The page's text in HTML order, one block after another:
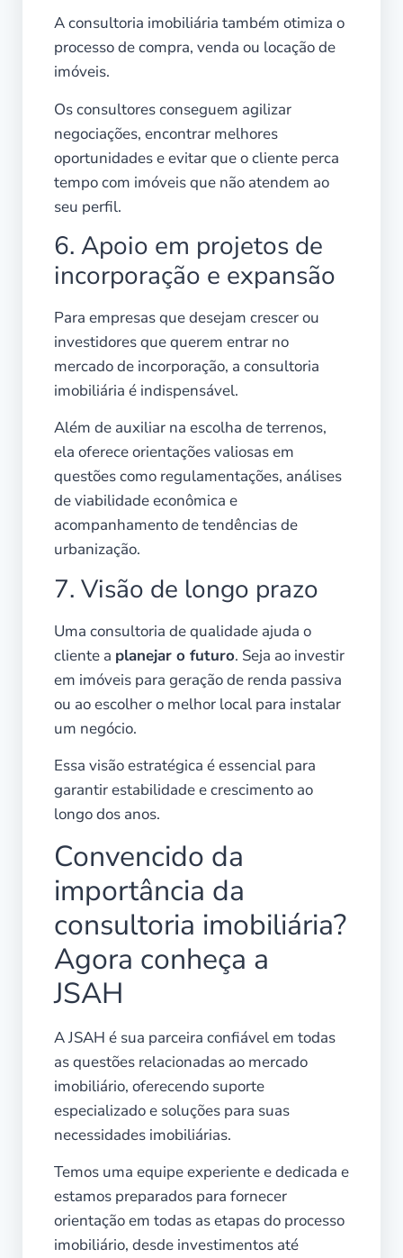
A consultoria imobiliária também otimiza o
processo de compra, venda ou locação de
imóveis.
Os consultores conseguem agilizar
negociações, encontrar melhores
oportunidades e evitar que o cliente perca
tempo com imóveis que não atendem ao
seu perfil.
6. Apoio em projetos de
incorporação e expansão
Para empresas que desejam crescer ou
investidores que querem entrar no
mercado de incorporação, a consultoria
imobiliária é indispensável.
Além de auxiliar na escolha de terrenos,
ela oferece orientações valiosas em
questões como regulamentações, análises
de viabilidade econômica e
acompanhamento de tendências de
urbanização.
7. Visão de longo prazo
Uma consultoria de qualidade ajuda o
cliente a planejar o futuro. Seja ao investir
em imóveis para geração de renda passiva
ou ao escolher o melhor local para instalar
um negócio.
Essa visão estratégica é essencial para
garantir estabilidade e crescimento ao
longo dos anos.
Convencido da
importância da
consultoria imobiliária?
Agora conheça a
JSAH
A JSAH é sua parceira confiável em todas
as questões relacionadas ao mercado
imobiliário, oferecendo suporte
especializado e soluções para suas
necessidades imobiliárias.
Temos uma equipe experiente e dedicada e
estamos preparados para fornecer
orientação em todas as etapas do processo
imobiliário, desde investimentos até